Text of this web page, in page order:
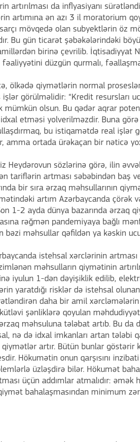
artırılması da inflyasiyanı
artımına ən azı 3 il moratorium
mövqedə olan subyektlərin öz
Bu gün ticarət şəbəkələrindəki
birinə çevrilib. İqtisadiyyat
düzgün qurmalı,
ölkədə qiymətlərin normal
görülməlidir: “Kredit resursları
olsun. Bu qədər aqrar
idxal etməsi yolverilməzdir. Buna
bu istiqamətdə real işlər
amma ortada ürəkaçan bir nəticə
Heydərovun sözlərinə görə, ilin
tariflərin artması səbəbindən baş
bir sıra ərzaq məhsullarının
artım Azərbaycanda çörək
1-2 ayda dünya bazarında ərzaq
rəğmən pandemiyaya bağlı
bəzi məhsullar qəfildən ya kəskin
istehsal xərclərinin artması
məhsulların qiymətinin
iyulun 1-dən dəyişiklik edilib,
yaratdığı risklər də istehsal
daha bir amil
şənliklərə qoyulan məhdudiyyət
məhsuluna tələbat artıb. Bu da
nə də idxal imkanları artan tələbi
artır. Bütün bunlar göstərir
Hökumətin onun qarşısını
üzləşdirə bilər. Hökumət
üçün addımlar atmalıdır: əmək
bahalaşmasından minimum